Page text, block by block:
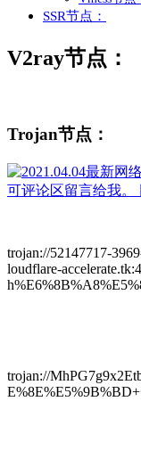
SSR节点：
V2ray节点：
Trojan节点：
trojan://52147717-
loudflare-
trojan://